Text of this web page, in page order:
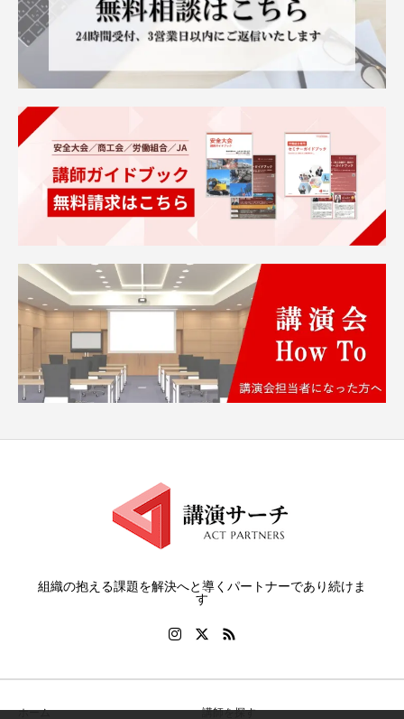
組織の抱える課題を解決へと導くパートナーであり続けま
す
ホーム 講師を探す